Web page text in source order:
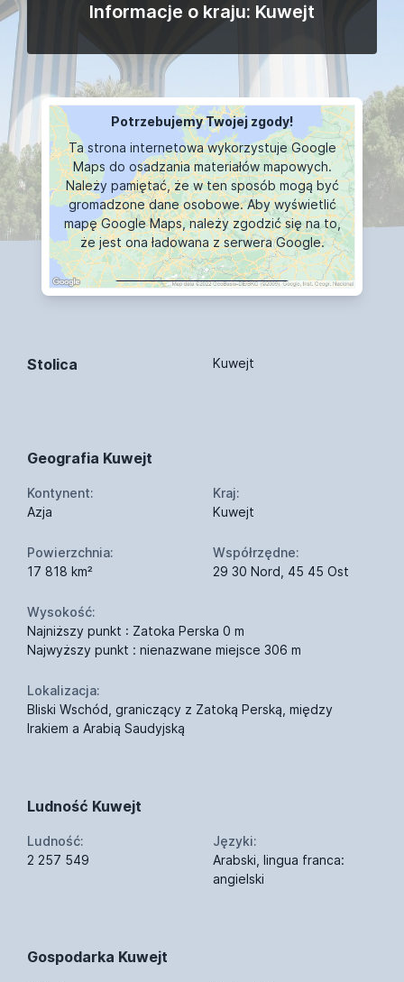
Informacje o kraju: Kuwejt
Potrzebujemy Twojej zgody!
Ta strona internetowa wykorzystuje Google
Maps do osadzania materiałów mapowych.
Należy pamiętać, że w ten sposób mogą być
gromadzone dane osobowe. Aby wyświetlić
mapę Google Maps, należy zgodzić się na to,
że jest ona ładowana z serwera Google.
WYŚWIETLANIE MAPY
Stolica Kuwejt
Geografia Kuwejt
Kontynent:
Azja
Kraj:
Kuwejt
Powierzchnia:
17 818 km²
Współrzędne:
29 30 Nord, 45 45 Ost
Wysokość:
Najniższy punkt : Zatoka Perska 0 m
Najwyższy punkt : nienazwane miejsce 306 m
Lokalizacja:
Bliski Wschód, graniczący z Zatoką Perską, między
Irakiem a Arabią Saudyjską
Ludność Kuwejt
Ludność:
2 257 549
Języki:
Arabski, lingua franca:
angielski
Gospodarka Kuwejt